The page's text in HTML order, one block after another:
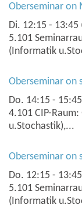
Oberseminar on
Di. 12:15 -
5.101
(Informatik
Oberseminar on
Do. 14:15 -
4.101 CIP-
u.Stochastik),...
Oberseminar on
Do. 12:15 -
5.101
(Informatik